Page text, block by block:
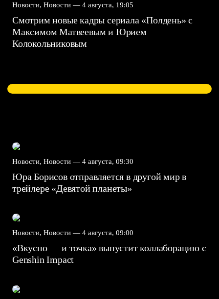
Новости, Новости — 4 августа, 19:05
Смотрим новые кадры сериала «Полдень» с
Максимом Матвеевым и Юрием
Колокольниковым
Новости, Новости — 4 августа, 09:30
Юра Борисов отправляется в другой мир в
трейлере «Девятой планеты»
Новости, Новости — 4 августа, 09:00
«Вкусно — и точка» выпустит коллаборацию с
Genshin Impact⁠⁠